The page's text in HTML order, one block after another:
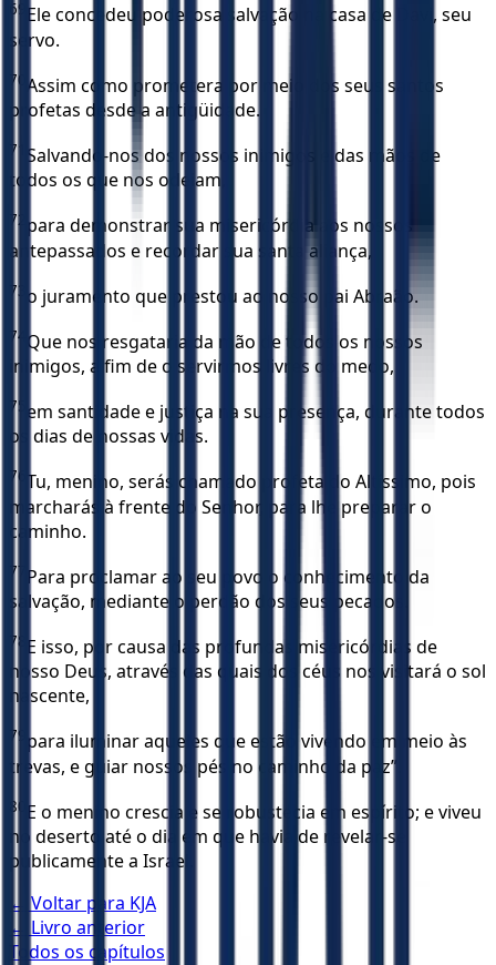
69 Ele concedeu poderosa salvação na casa de Davi, seu
servo.
70 Assim como prometera por meio dos seus santos
profetas desde a antigüidade.
71
Salvando-nos dos nossos inimigos e das mãos de
todos os que nos odeiam,
72 para demonstrar sua misericórdia aos nossos
antepassados e recordar sua santa aliança,
73 o juramento que prestou ao nosso pai Abraão.
74 Que nos resgataria da mão de todos os nossos
inimigos, a fim de o servirmos livres do medo,
75 em santidade e justiça na sua presença, durante todos
os dias de nossas vidas.
76 Tu, menino, serás chamado profeta do Altíssimo, pois
marcharás à frente do Senhor, para lhe preparar o
caminho.
77 Para proclamar ao seu povo o conhecimento da
salvação, mediante o perdão dos seus pecados.
78 E isso, por causa das profundas misericórdias de
nosso Deus, através das quais dos céus nos visitará o sol
nascente,
79 para iluminar aqueles que estão vivendo em meio às
trevas, e guiar nossos pés no caminho da paz”.
80 E o menino crescia e se robustecia em espírito; e viveu
no deserto até o dia em que havia de revelar-se
publicamente a Israel.
← Voltar para KJA
← Livro anterior
Todos os capítulos